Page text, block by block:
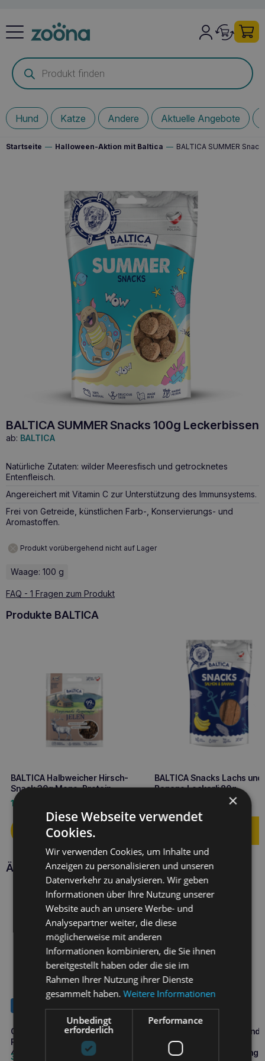
Products
search
Hund Katze Andere Aktuelle Angebote
Startseite — Halloween-Aktion mit Baltica — BALTICA SUMMER
BALTICA SUMMER Snacks 100g Leckerbissen
ab: BALTICA
Natürliche Zutaten: wilder Meeresfisch und getrocknetes
Entenfleisch.
Angereichert mit Vitamin C zur Unterstützung des Immunsystems.
Frei von Getreide, künstlichen Farb-, Konservierungs- und
Aromastoffen.
Produkt vorübergehend nicht auf Lager
Waage: 100 g
FAQ - 1 Fragen zum Produkt
Produkte BALTICA
BALTICA Halbweicher Hirsch-
Snack 30g Mono-Protein
1,90
BALTICA Snacks Lachs und
Banane Leckerli 80g
Ähnliche Produkte
Ollo Umami Lamm- und
Rindfleisch mit Frühlingsgemüse
400g Limited Edition
3,50
Ollo Umami Lamm und Rind
400g für Hunde mit
empfindlichem
3,50€
×
Diese Webseite verwendet
Cookies.
Wir verwenden Cookies, um Inhalte und
Anzeigen zu personalisieren und unseren
Datenverkehr zu analysieren. Wir geben
Informationen über Ihre Nutzung unserer
Website auch an unsere Werbe- und
Analysepartner weiter, die diese
möglicherweise mit anderen
Informationen kombinieren, die Sie ihnen
bereitgestellt haben oder die sie im
Rahmen Ihrer Nutzung ihrer Dienste
gesammelt haben.Weitere Informationen
Unbedingt
erforderlich
Performance